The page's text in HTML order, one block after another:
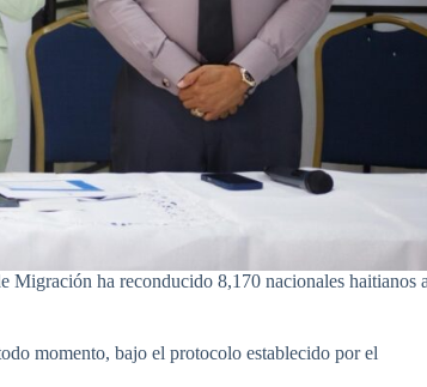
Migración ha reconducido 8,170 nacionales haitianos
momento, bajo el protocolo establecido por el